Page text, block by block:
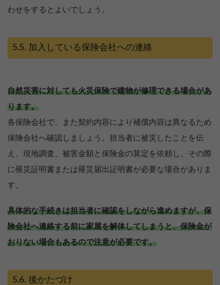
わせをするとよいでしょう。
加入している保険会社への連絡
自然災害に対しても火災保険で建物が修理できる場合があ
ります。
各保険会社で、また契約内容により補償内容は異なるため
保険会社へ確認しましょう。担当者に被災したことを伝
え、現地調査、被害金額と保険金の算定を依頼し、その際
に罹災証明書または罹災届出証明書が必要な場合がありま
す。
具体的な手続きは担当者に確認をしながら進めますが、保
険会社へ連絡する前に家屋を解体してしまうと、保険金が
おりない場合もあるので注意が必要です。
後かたづけ